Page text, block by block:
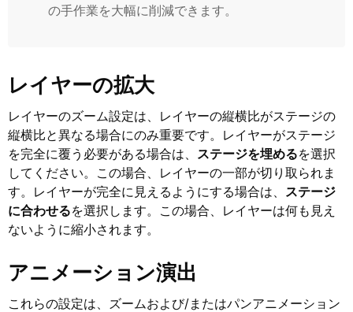
の手作業を大幅に削減できます。
レイヤーの拡大
レイヤーのズーム設定は、レイヤーの縦横比がステージの
縦横比と異なる場合にのみ重要です。レイヤーがステージ
を完全に覆う必要がある場合は、 ステージを埋めるを選択
してください。この場合、レイヤーの一部が切り取られま
す。レイヤーが完全に見えるようにする場合は、 ステージ
に合わせるを選択します。この場合、レイヤーは何も見え
ないように縮小されます。
アニメーション演出
これらの設定は、ズームおよび/またはパンアニメーション